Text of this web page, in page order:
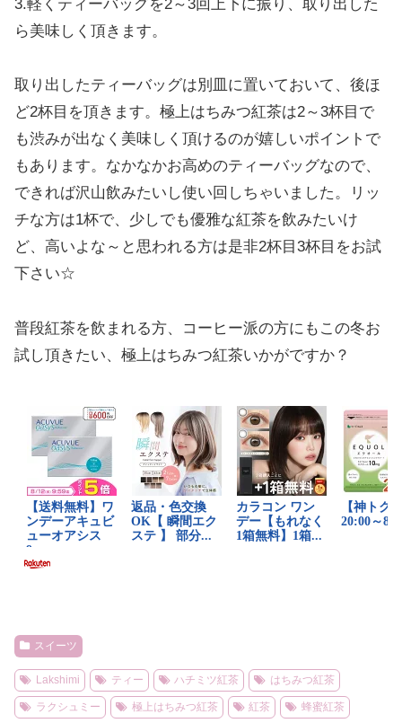
3.軽くティーバッグを2～3回上下に振り、取り出した
ら美味しく頂きます。
取り出したティーバッグは別皿に置いておいて、後ほ
ど2杯目を頂きます。極上はちみつ紅茶は2～3杯目で
も渋みが出なく美味しく頂けるのが嬉しいポイントで
もあります。なかなかお高めのティーバッグなので、
できれば沢山飲みたいし使い回しちゃいました。リッ
チな方は1杯で、少しでも優雅な紅茶を飲みたいけ
ど、高いよな～と思われる方は是非2杯目3杯目をお試
下さい☆
普段紅茶を飲まれる方、コーヒー派の方にもこの冬お
試し頂きたい、極上はちみつ紅茶いかがですか？
スイーツ
Lakshimi ティー ハチミツ紅茶 はちみつ紅茶
ラクシュミー 極上はちみつ紅茶 紅茶 蜂蜜紅茶